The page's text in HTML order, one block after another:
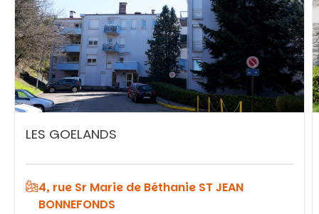
Vous recherchez&nbsp;:
Rechercher
LES GOELANDS
4, rue Sr Marie de Béthanie ST JEAN
BONNEFONDS